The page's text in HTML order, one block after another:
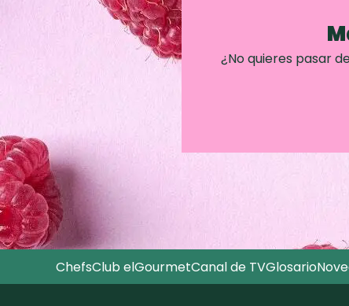
¿No quieres pasar
ChefsClub elGourmetCanal de TVGlosario